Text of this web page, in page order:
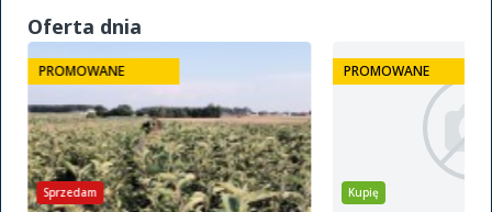
Oferta dnia
Sprzedam
PROMOWANE
Kupię
PROMOWANE